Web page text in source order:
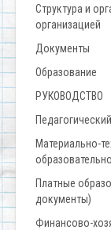
Структура и
организацией
Документы
Образование
РУКОВОДСТВО
Материально-
Платные
документы)
Финансово-